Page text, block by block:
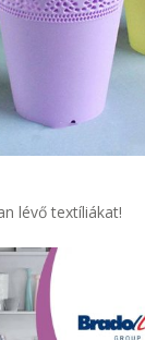
lévő textíliákat!